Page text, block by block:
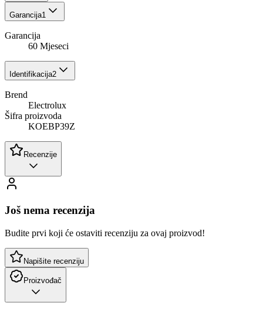
Garancija1
Garancija
60 Mjeseci
Identifikacija2
Brend
Electrolux
Šifra proizvoda
KOEBP39Z
Recenzije
Još nema recenzija
Budite prvi koji će ostaviti recenziju za ovaj proizvod!
Napišite recenziju
Proizvođač